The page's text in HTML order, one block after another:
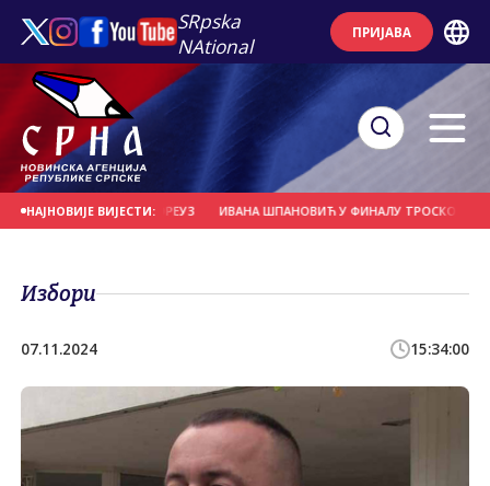
SRpska
NAtional
ПРИЈАВА
НАЈНОВИЈЕ ВИЈЕСТИ:
ОРМУСКИ МОРЕУЗ ИВАНА ШПАНОВИЋ У ФИНАЛУ ТРОСКОКА НА
Избори
07.11.2024 15:34:00